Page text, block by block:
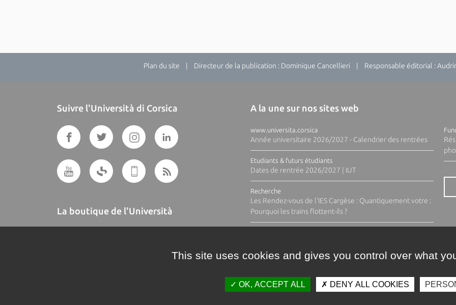
Plan du site | Directeur de la publication : Dominique Cancellieri | Responsable éditorial :
Suivre l'Università di Corsica
La boutique de l'Università
A la une sur nos sites web
www.universita.corsica
Année universitaire 2026/2027 - Calendrier des rentrées
Etudiants & futurs étudiants
Dates de rentrée 2026/2027 | IUT
Recherche
Les Rendez-vous de l'IES Cargèse : Quantiquement votre :
Pourquoi les trains flottent-ils ?
This site uses cookies and gives you control over what
OK, ACCEPT ALL DENY ALL COOKIES